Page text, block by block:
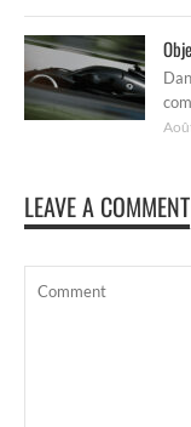
LEAVE A COMMENT